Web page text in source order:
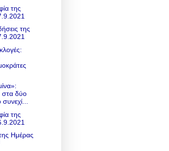
της
της
δύο
της
Ημέρας